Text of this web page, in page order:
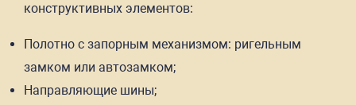
конструктивных элементов:
Полотно с запорным механизмом: ригельным
замком или автозамком;
Направляющие шины;